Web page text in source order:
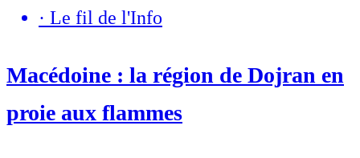
· Le fil de l'Info
Macédoine : la région de Dojran en
proie aux flammes